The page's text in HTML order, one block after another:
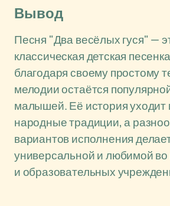
Вывод
Песня "Два весёлых гуся" —
классическая детская
благодаря своему простому
мелодии остаётся
малышей. Её история уходит
народные традиции, а
вариантов исполнения
универсальной и любимой во
и образовательных